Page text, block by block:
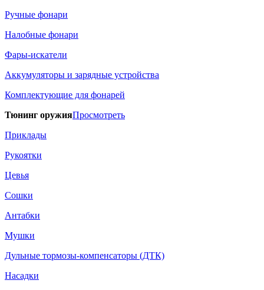
Ручные фонари
Налобные фонари
Фары-искатели
Аккумуляторы и зарядные устройства
Комплектующие для фонарей
Тюнинг оружияПросмотреть
Приклады
Рукоятки
Цевья
Сошки
Антабки
Мушки
Дульные тормозы-компенсаторы (ДТК)
Насадки